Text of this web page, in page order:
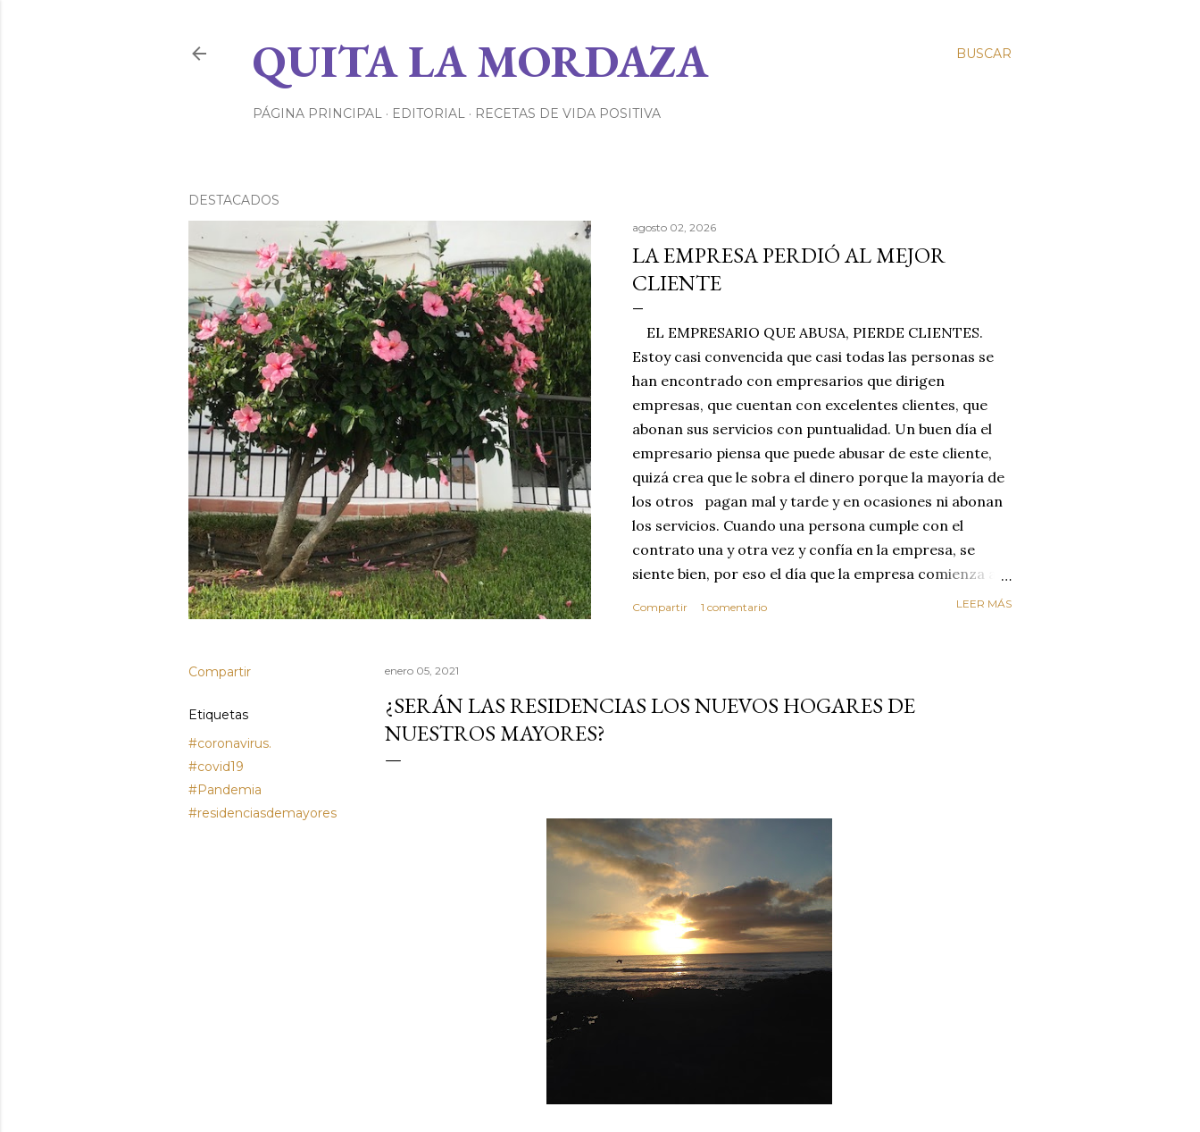
BUSCAR
QUITA LA MORDAZA
PÁGINA PRINCIPAL EDITORIAL RECETAS DE VIDA POSITIVA
DESTACADOS
agosto 02, 2026
LA EMPRESA PERDIÓ AL MEJOR
CLIENTE
EL EMPRESARIO QUE ABUSA, PIERDE CLIENTES.
Estoy casi convencida que casi todas las personas se
han encontrado con empresarios que dirigen
empresas, que cuentan con excelentes clientes, que
abonan sus servicios con puntualidad. Un buen día el
empresario piensa que puede abusar de este cliente,
quizá crea que le sobra el dinero porque la mayoría de
los otros pagan mal y tarde y en ocasiones ni abonan
los servicios. Cuando una persona cumple con el
contrato una y otra vez y confía en la empresa, se
siente bien, por eso el día que la empresa comienza a
MEJOR CLIENTE. Estas circunstancias nos hacen
reflexionar sobre los valores de honestidad y
Compartir 1 comentario LEER MÁS
Compartir
Etiquetas
#coronavirus.
#covid19
#Pandemia
#residenciasdemayores
enero 05, 2021
¿SERÁN LAS RESIDENCIAS LOS NUEVOS HOGARES DE
NUESTROS MAYORES?